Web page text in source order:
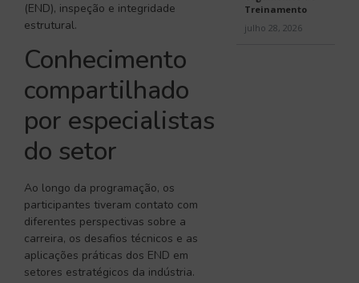
(END), inspeção e integridade
estrutural.
Conhecimento
compartilhado
por especialistas
do setor
Ao longo da programação, os
participantes tiveram contato com
diferentes perspectivas sobre a
carreira, os desafios técnicos e as
aplicações práticas dos END em
setores estratégicos da indústria.
Treinamento
julho 28, 2026